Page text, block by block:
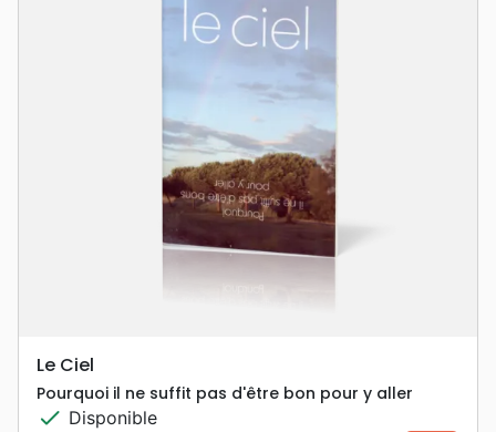
Le Ciel
Pourquoi il ne suffit pas d'être bon pour y aller
check Disponible